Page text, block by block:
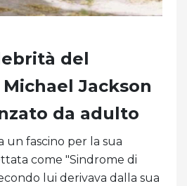
del
Jackson
da adulto
un fascino per la sua
come "Sindrome di
lui derivava dalla sua